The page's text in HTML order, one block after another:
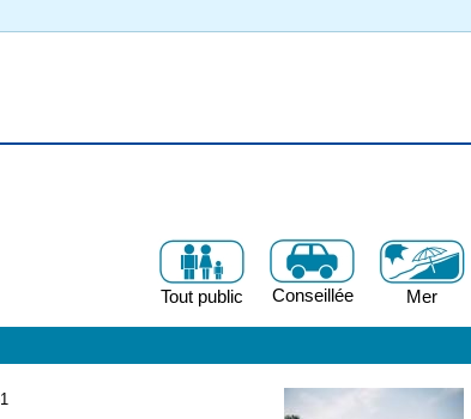
Mer
Conseillée
Tout public